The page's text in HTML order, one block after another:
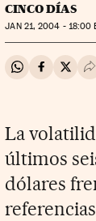
CINCO DÍAS
JAN21, 2004 - 18:00
Compartir en
La
últimos
dólares